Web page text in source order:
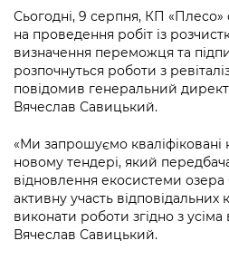
Рішення та
Проєкти розпоряджень,
перебувають на
Рішення Київради
Контактна інформація
Графік роботи та
Вакансії
Освіта та навчальні
Дороги, транспорт та
Навколишнє середовище
Культура, спорт, дозвілля
Бізнес та ліцензування
Фінанси та бюджет
Громадська експертиза
Громадський бюджет
Консультації з
Петиції
Відкритий бюджет
Контактний центр
Інформація з обмеженим
Подати запит онлайн
Проекти нормативно-
Нормативна база
Питання і відповіді про
інформацію
Медіагалерея
Підписатися на новини та
КМДА / Subscribe to
from the KCSA
Порядок акредитації
Accreditation process
Подати журналістський
Submitting a media request
Портал Послуг
Сьогодні, 9 серпня, КП
на проведення робіт із
визначення переможця та
розпочнуться роботи з
повідомив генеральний
Вячеслав Савицький.
«Ми запрошуємо кваліфіковані
новому тендері, який
відновлення екосистеми
активну участь відповідальних
виконати роботи згідно з
Вячеслав Савицький.